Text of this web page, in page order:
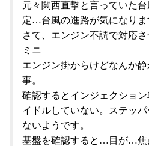
元々関西直撃と言っていた
定…台風の進路が気になりま
さて、エンジン不調で対応
ミニ
エンジン掛からけどなんか
事。
確認するとインジェクショ
イドルしていない。ステッ
ないようです。
基盤を確認すると…目が…